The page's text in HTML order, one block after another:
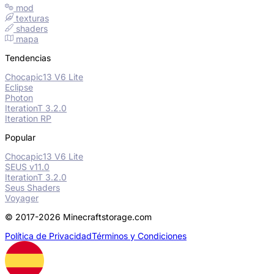
mod
texturas
shaders
mapa
Tendencias
Chocapic13 V6 Lite
Eclipse
Photon
IterationT 3.2.0
Iteration RP
Popular
Chocapic13 V6 Lite
SEUS v11.0
IterationT 3.2.0
Seus Shaders
Voyager
© 2017-2026 Minecraftstorage.com
Política de PrivacidadTérminos y Condiciones